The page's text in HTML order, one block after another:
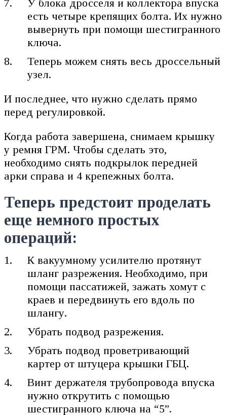
У блока дросселя и коллектора впуска
есть четыре крепящих болта. Их нужно
вывернуть при помощи шестигранного
ключа.
Теперь можем снять весь дроссельный
узел.
И последнее, что нужно сделать прямо
перед регулировкой.
Когда работа завершена, снимаем крышку
у ремня ГРМ. Чтобы сделать это,
необходимо снять подкрылок передней
арки справа и 4 крепежных болта.
Теперь предстоит проделать
еще немного простых
операций:
К вакуумному усилителю протянут
шланг разрежения. Необходимо, при
помощи пассатижей, зажать хомут с
краев и передвинуть его вдоль по
шлангу.
Убрать подвод разрежения.
Убрать подвод проветривающий
картер от штуцера крышки ГБЦ.
Винт держателя трубопровода впуска
нужно открутить с помощью
шестигранного ключа на “5”.